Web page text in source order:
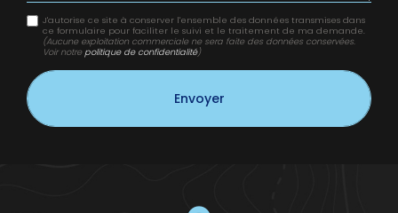
J'autorise ce site à conserver l'ensemble des données transmises dans
ce formulaire pour faciliter le suivi et le traitement de ma demande.
(Aucune exploitation commerciale ne sera faite des données conservées.
Voir notre politique de confidentialité)